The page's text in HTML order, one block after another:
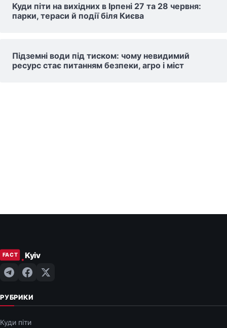
Куди піти на вихідних в Ірпені 27 та 28 червня:
парки, тераси й події біля Києва
Підземні води під тиском: чому невидимий
ресурс стає питанням безпеки, агро і міст
РУБРИКИ
Куди піти